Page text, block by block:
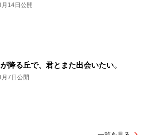
14日公開
降る丘で、君とまた出会いたい。
7日公開